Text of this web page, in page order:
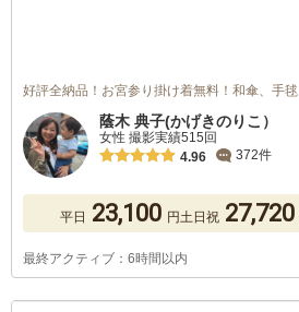
好評全納品！お宮参り掛け着無料！和傘、手毬
蔭木 典子(かげきのりこ）
女性 撮影実績515回
4.96
372件
平日 23,100 円土日祝 27,720
最終アクティブ：6時間以内